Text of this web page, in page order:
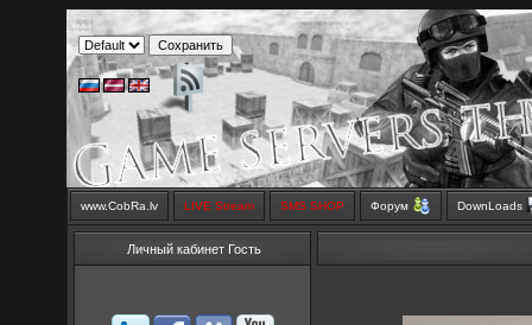
www.CobRa.lv LIVE Stream SMS SHOP Форум DownLoads
Личный кабинет Гость